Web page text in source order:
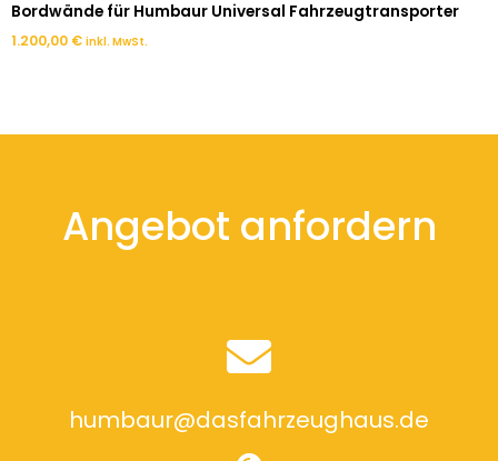
Bordwände für Humbaur Universal Fahrzeugtransporter
1.200,00 € inkl. MwSt.
Angebot anfordern
humbaur@dasfahrzeughaus.de